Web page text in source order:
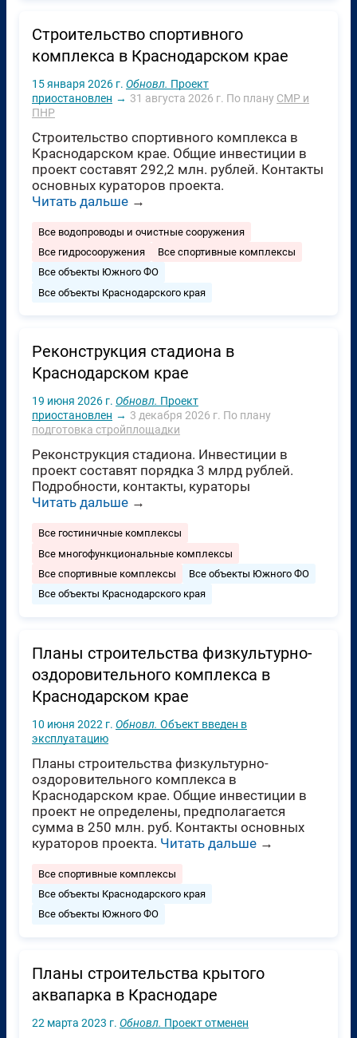
Строительство спортивного
комплекса в Краснодарском крае
15 января 2026 г. Обновл. Проект
приостановлен → 31 августа 2026 г. По плану СМР и
ПНР
Строительство спортивного комплекса в
Краснодарском крае. Общие инвестиции в
проект составят 292,2 млн. рублей. Контакты
основных кураторов проекта.
Читать дальше →
Все водопроводы и очистные сооружения
Все гидросооружения
Все спортивные комплексы
Все объекты Южного ФО
Все объекты Краснодарского края
Реконструкция стадиона в
Краснодарском крае
19 июня 2026 г. Обновл. Проект
приостановлен → 3 декабря 2026 г. По плану
подготовка стройплощадки
Реконструкция стадиона. Инвестиции в
проект составят порядка 3 млрд рублей.
Подробности, контакты, кураторы
Читать дальше →
Все гостиничные комплексы
Все многофункциональные комплексы
Все спортивные комплексы
Все объекты Южного ФО
Все объекты Краснодарского края
Планы строительства физкультурно-
оздоровительного комплекса в
Краснодарском крае
10 июня 2022 г. Обновл. Объект введен в
эксплуатацию
Планы строительства физкультурно-
оздоровительного комплекса в
Краснодарском крае. Общие инвестиции в
проект не определены, предполагается
сумма в 250 млн. руб. Контакты основных
кураторов проекта. Читать дальше →
Все спортивные комплексы
Все объекты Краснодарского края
Все объекты Южного ФО
Планы строительства крытого
аквапарка в Краснодаре
22 марта 2023 г. Обновл. Проект отменен